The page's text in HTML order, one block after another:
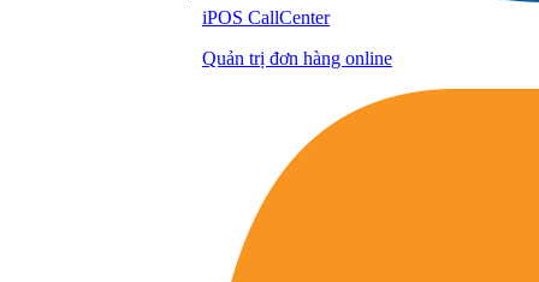
iPOS CallCenter
Quản trị đơn hàng online